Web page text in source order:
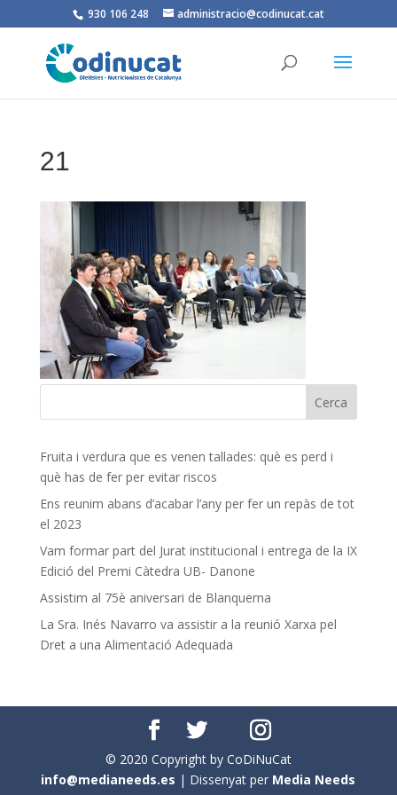
930 106 248 administracio@codinucat.cat
21
Fruita i verdura que es venen tallades: què es perd i
què has de fer per evitar riscos
Ens reunim abans d’acabar l’any per fer un repàs de tot
el 2023
Vam formar part del Jurat institucional i entrega de la IX
Edició del Premi Càtedra UB- Danone
Assistim al 75è aniversari de Blanquerna
La Sra. Inés Navarro va assistir a la reunió Xarxa pel
Dret a una Alimentació Adequada
© 2020 Copyright by CoDiNuCat
info@medianeeds.es | Dissenyat per Media Needs